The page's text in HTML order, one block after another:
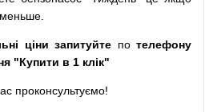
ціни запитуйте по телефону
"Купити в 1 клік"
проконсультуємо!